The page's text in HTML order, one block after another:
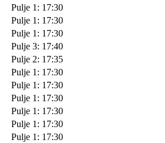
Pulje 1: 17:30
Pulje 1: 17:30
Pulje 1: 17:30
Pulje 3: 17:40
Pulje 2: 17:35
Pulje 1: 17:30
Pulje 1: 17:30
Pulje 1: 17:30
Pulje 1: 17:30
Pulje 1: 17:30
Pulje 1: 17:30